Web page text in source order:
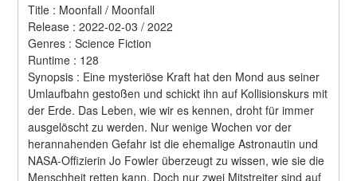
Title : Moonfall / Moonfall
Release : 2022-02-03 / 2022
Genres : Science Fiction
Runtime : 128
Synopsis : Eine mysteriöse Kraft hat den Mond aus seiner
Umlaufbahn gestoßen und schickt ihn auf Kollisionskurs mit
der Erde. Das Leben, wie wir es kennen, droht für immer
ausgelöscht zu werden. Nur wenige Wochen vor der
herannahenden Gefahr ist die ehemalige Astronautin und
NASA-Offizierin Jo Fowler überzeugt zu wissen, wie sie die
Menschheit retten kann. Doch nur zwei Mitstreiter sind auf